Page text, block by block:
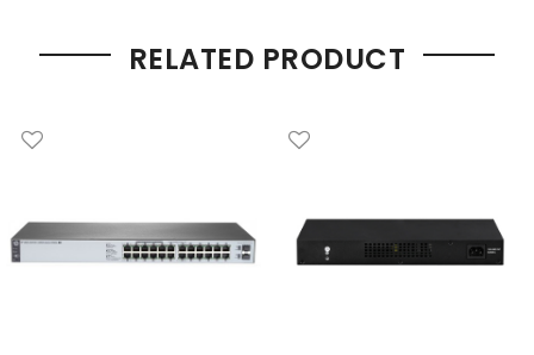
RELATED PRODUCT